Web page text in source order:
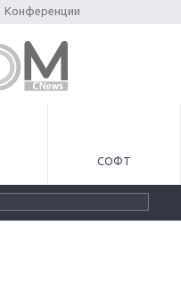
Конференции
СОФТ